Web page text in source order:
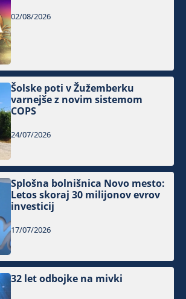
02/08/2026
Šolske poti v Žužemberku
varnejše z novim sistemom
COPS
24/07/2026
Splošna bolnišnica Novo mesto:
Letos skoraj 30 milijonov evrov
investicij
17/07/2026
32 let odbojke na mivki